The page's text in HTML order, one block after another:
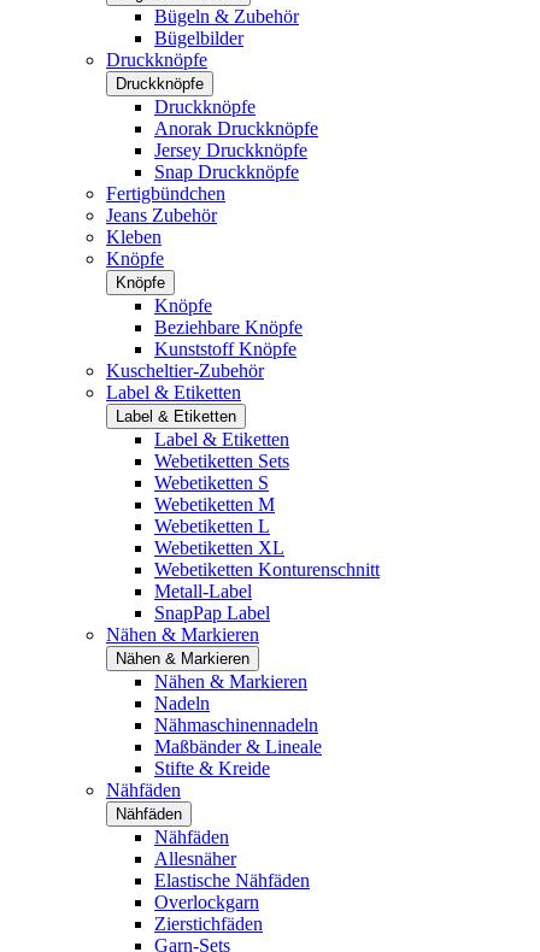
Bügeln & Zubehör
Bügelbilder
Druckknöpfe
Druckknöpfe
Druckknöpfe
Anorak Druckknöpfe
Jersey Druckknöpfe
Snap Druckknöpfe
Fertigbündchen
Jeans Zubehör
Kleben
Knöpfe
Knöpfe
Knöpfe
Beziehbare Knöpfe
Kunststoff Knöpfe
Kuscheltier-Zubehör
Label & Etiketten
Label & Etiketten
Label & Etiketten
Webetiketten Sets
Webetiketten S
Webetiketten M
Webetiketten L
Webetiketten XL
Webetiketten Konturenschnitt
Metall-Label
SnapPap Label
Nähen & Markieren
Nähen & Markieren
Nähen & Markieren
Nadeln
Nähmaschinennadeln
Maßbänder & Lineale
Stifte & Kreide
Nähfäden
Nähfäden
Nähfäden
Allesnäher
Elastische Nähfäden
Overlockgarn
Zierstichfäden
Garn-Sets